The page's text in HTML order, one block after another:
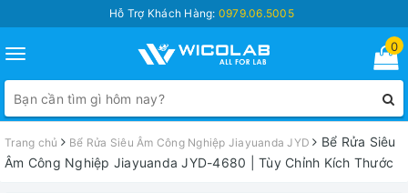
Hỗ Trợ Khách Hàng: 0979.06.5005
Toggle
navigation
0
Trang chủ Bể Rửa Siêu Âm Công Nghiệp Jiayuanda JYD
Bể Rửa Siêu
Âm Công Nghiệp Jiayuanda JYD-4680 | Tùy Chỉnh Kích Thước